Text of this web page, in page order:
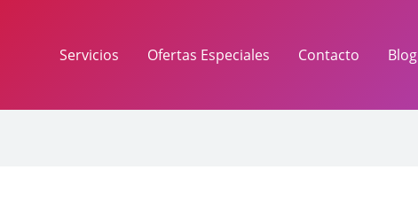
Servicios Ofertas Especiales Contacto Blog